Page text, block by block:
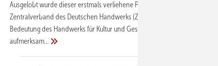
Ausgelobt wurde dieser erstmals verliehene Preis vom
Zentralverband des Deutschen Handwerks (ZDH). Damit soll auf die
Bedeutung des Handwerks für Kultur und Gesellschaft
aufmerksam...